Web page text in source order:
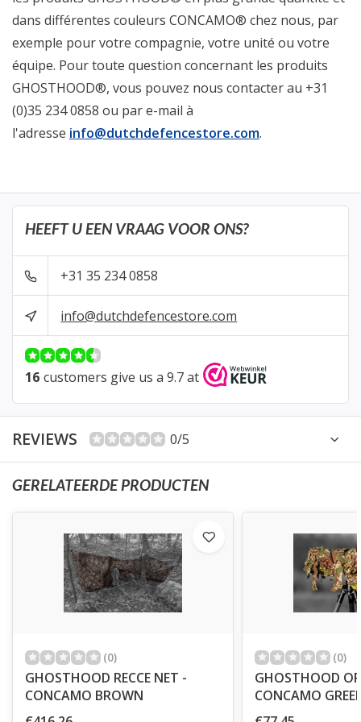
dans différentes couleurs CONCAMO® chez nous, par
exemple pour votre compagnie, votre unité ou votre
équipe. Pour toute question concernant les produits
GHOSTHOOD®, vous pouvez nous contacter au +31
(0)35 234 0858 ou par e-mail à
l'adresse info@dutchdefencestore.com.
HEEFT U EEN VRAAG VOOR ONS?
+31 35 234 0858
info@dutchdefencestore.com
16 customers give us a 9.7 at
REVIEWS 0/5
GERELATEERDE PRODUCTEN
(0)
GHOSTHOOD RECCE NET -
CONCAMO BROWN
(0)
GHOSTHOOD
CONCAMO